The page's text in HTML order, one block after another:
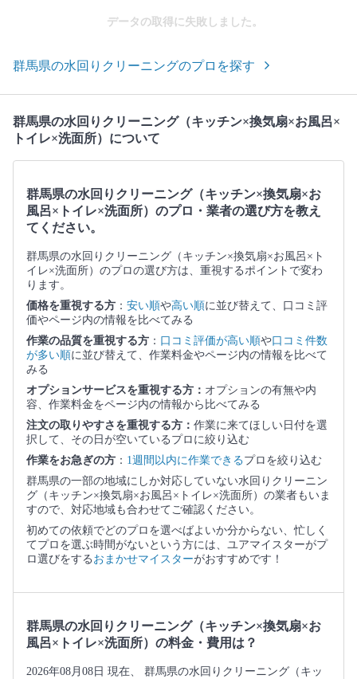
データの取得に失敗しました。
群馬県の水回りクリーニングのプロを探す
群馬県の水回りクリーニング（キッチン×換気扇×お風呂×
トイレ×洗面所）について
群馬県の水回りクリーニング（キッチン×換気扇×お
風呂×トイレ×洗面所）のプロ・業者の選び方を教え
てください。
群馬県の水回りクリーニング（キッチン×換気扇×お風呂×ト
イレ×洗面所）のプロの選び方は、重視するポイントで変わ
ります。
価格を重視する方 ： 安い順や高い順に並び替えて、口コミ評
価やページ内の情報を比べてみる
作業の品質を重視する方 ： 口コミ評価が高い順や口コミ件数
が多い順に並び替えて、作業料金やページ内の情報を比べて
みる
オプションサービスを重視する方： オプションの有無や内
容、作業料金をページ内の情報から比べてみる
注文の取りやすさを重視する方： 作業に来てほしい日付を選
択して、その日が空いているプロに絞り込む
作業をお急ぎの方 ： 1週間以内に作業できるプロを絞り込む
群馬県の一部の地域にしか対応していない水回りクリーニン
グ（キッチン×換気扇×お風呂×トイレ×洗面所）の業者もいま
すので、対応地域も合わせてご確認ください。
初めての依頼でどのプロを選べばよいか分からない、忙しく
てプロを選ぶ時間がないという方には、ユアマイスターがプ
ロ選びをする おまかせマイスターがおすすめです！
群馬県の水回りクリーニング（キッチン×換気扇×お
風呂×トイレ×洗面所）の料金・費用は？
2026年08月08日 現在、 群馬県の水回りクリーニング（キッ